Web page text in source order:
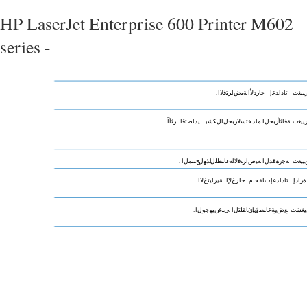
HP LaserJet Enterprise 600 Printer M602
series -
تاداﺪﻋإ جاردﻷا ﺔﻴﺽاﺮﺘﻓﻻا .
ﺔﻓﺎﺜآﺮﺒﺤﻝا ماﺪﺨﺘﺳﻻﺮﺒﺤﻝاﻞﻜﺸﺑ يدﺎﺼﺘﻗا ﺮﺜآأ .
ﺔﺟردﺔﻗﺪﻝا ﺔﻴﺽاﺮﺘﻓﻻاﺔﻋﺎﺒﻄﻠﻝاﺬﻬﻝﺞﺘﻨﻤﻝا .
ةرادإ تاداﺪﻋإ تﺎﻘﺤﻠﻡ جاﺮﺥﻹا ﺔیرﺎﻴﺘﺥﻻا .
ﻊﺽوﺔﻋﺎﺒﻄﻝاﺔﻴﺉﺎﻘﻠﺘﻝا ﻰﻠﻋﻦﻴﻬﺟﻮﻝا .